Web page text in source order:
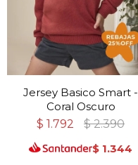
Jersey Basico Smart -
Coral Oscuro
$ 1.792 $ 2.390
$ 1.344